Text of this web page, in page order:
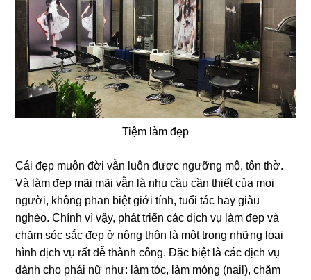
Tiệm làm đẹp
Cái đẹp muôn đời vẫn luôn được ngưỡng mộ, tôn thờ.
Và làm đẹp mãi mãi vẫn là nhu cầu cần thiết của mọi
người, không phan biệt giới tính, tuổi tác hay giàu
nghèo. Chính vì vậy, phát triển các dịch vụ làm đẹp và
chăm sóc sắc đẹp ở nông thôn là một trong những loại
hình dịch vụ rất dễ thành công. Đặc biệt là các dịch vụ
dành cho phái nữ như: làm tóc, làm móng (nail), chăm